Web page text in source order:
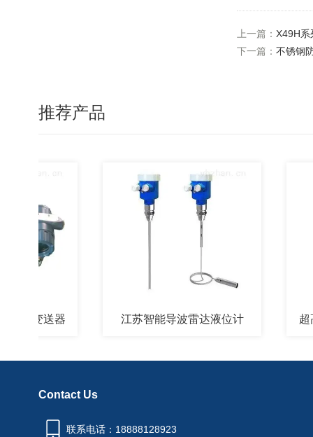
上一篇： X49H系
下一篇： 不锈钢
推荐产品
江苏智能导波雷达液位计 超高温
Contact Us
联系电话：18888128923